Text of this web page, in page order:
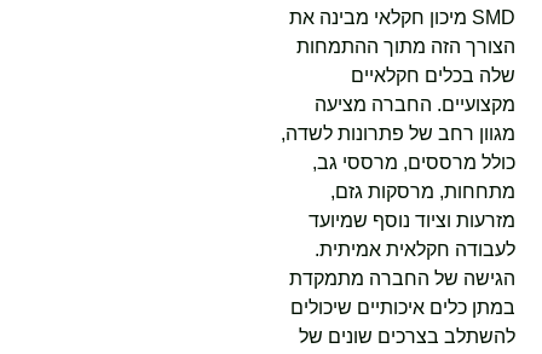
SMD מיכון חקלאי מבינה את
הצורך הזה מתוך ההתמחות
שלה בכלים חקלאיים
מקצועיים. החברה מציעה
מגוון רחב של פתרונות לשדה,
כולל מרססים, מרססי גב,
מתחחות, מרסקות גזם,
מזרעות וציוד נוסף שמיועד
לעבודה חקלאית אמיתית.
הגישה של החברה מתמקדת
במתן כלים איכותיים שיכולים
להשתלב בצרכים שונים של